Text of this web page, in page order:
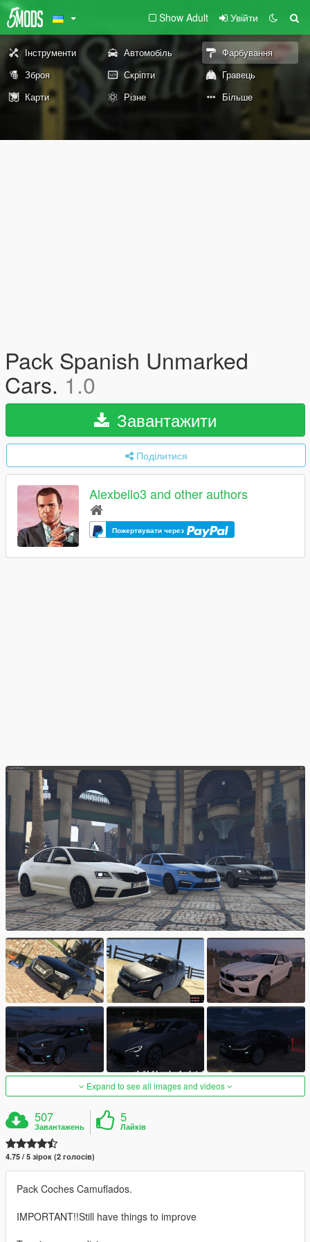
Show Adult Увійти
Інструменти Автомобіль
Фарбування
Зброя
Скріпти
Гравець
Карти
Різне Більше
Pack Spanish Unmarked
Cars. 1.0
Завантажити
Поділитися
Alexbello3 and other authors
Пожертвувати через
Expand to see all images and videos
507
Завантажень
5
Лайків
4.75 / 5 зірок (2 голосів)
Pack Coches Camuflados.
IMPORTANT!!Still have things to improve